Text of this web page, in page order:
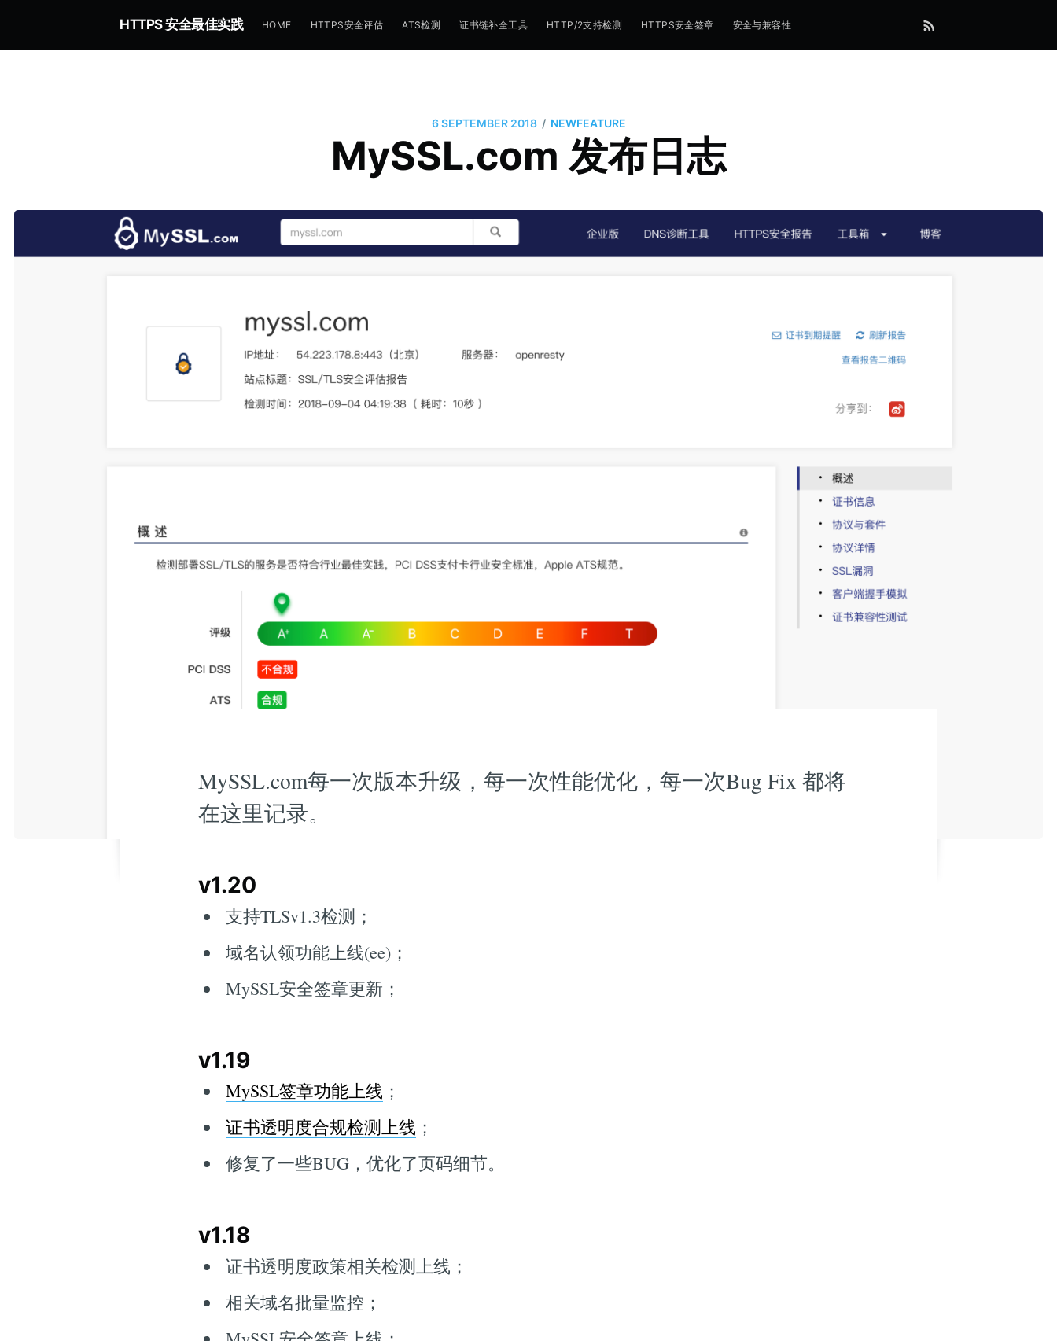
HTTPS 安全最佳实践 HOME HTTPS安全评估 ATS检测 证书链补全工具 HTTP/2支持检测 HTTPS安全签章 安全与兼容性
6 SEPTEMBER 2018 / NEWFEATURE
MySSL.com 发布日志
MySSL.com每一次版本升级，每一次性能优化，每一次Bug Fix 都将
在这里记录。
v1.20
支持TLSv1.3检测；
域名认领功能上线(ee)；
MySSL安全签章更新；
v1.19
MySSL签章功能上线 ；
证书透明度合规检测上线 ；
修复了一些BUG，优化了页码细节。
v1.18
证书透明度政策相关检测上线；
相关域名批量监控；